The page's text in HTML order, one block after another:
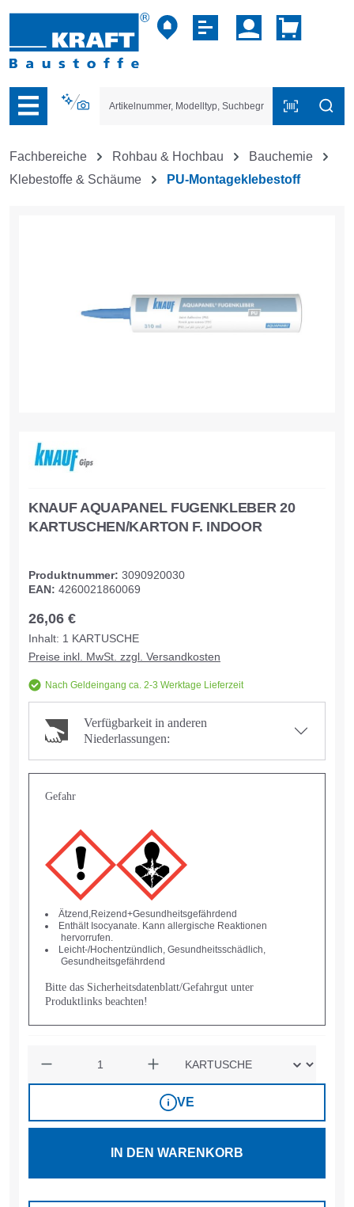
der B2B-Plattform springen
Fachbereiche Rohbau & Hochbau
Bauchemie
Klebestoffe & Schäume
PU-Montageklebestoff
KNAUF AQUAPANEL FUGENKLEBER 20
KARTUSCHEN/KARTON F. INDOOR
Produktnummer: 3090920030
EAN: 4260021860069
26,06 €
Inhalt: 1 KARTUSCHE
Preise inkl. MwSt. zzgl. Versandkosten
Nach Geldeingang ca. 2-3 Werktage Lieferzeit
Verfügbarkeit in anderen
Niederlassungen:
Gefahr
Ätzend,Reizend+Gesundheitsgefährdend
Enthält Isocyanate. Kann allergische Reaktionen
hervorrufen.
Leicht-/Hochentzündlich, Gesundheitsschädlich,
Gesundheitsgefährdend
Bitte das Sicherheitsdatenblatt/Gefahrgut unter
Produktlinks beachten!
VE
IN DEN WARENKORB